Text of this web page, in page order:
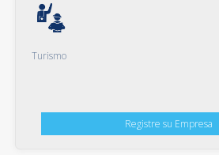
Turismo
Registre su Empresa